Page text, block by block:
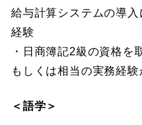
給与計算システムの導
経験
・日商簿記2級の資格を
もしくは相当の実務経験
＜語学＞